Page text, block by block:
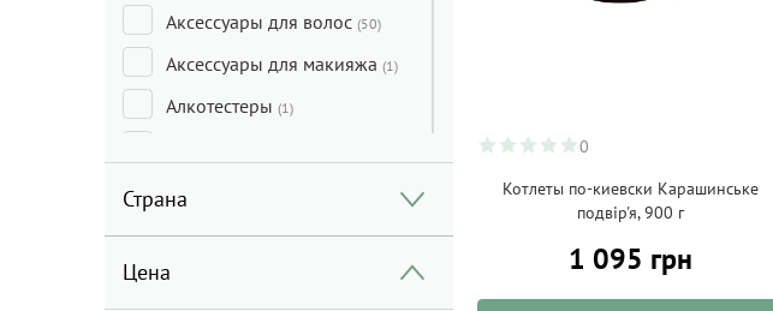
Аксессуары для волос (50)
Аксессуары для макияжа (1)
Алкотестеры (1)
Антибактериальное
средство
Страна
Цена
0
Котлеты по-киевски Карашинське
подвір'я, 900 г
1 095 грн